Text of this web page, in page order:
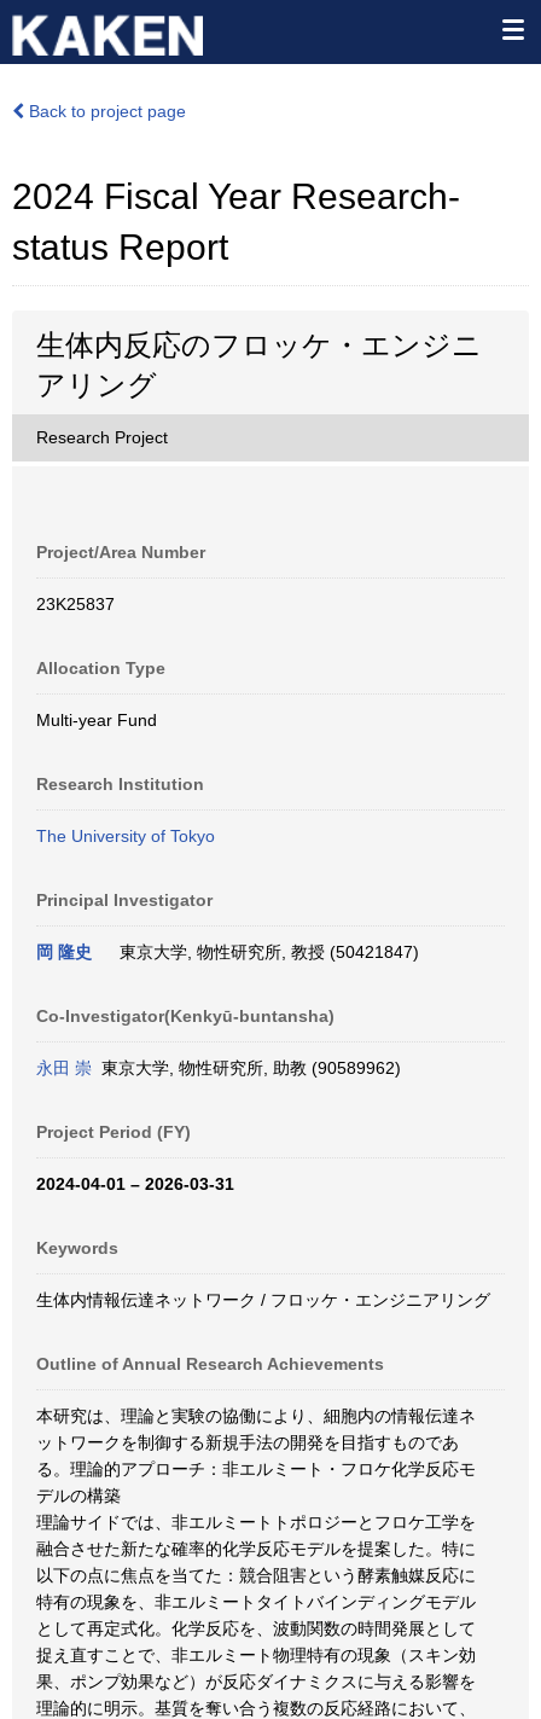
Back to project page
2024 Fiscal Year Research-
status Report
生体内反応のフロッケ・エンジニ
アリング
Research Project
Project/Area Number
23K25837
Allocation Type
Multi-year Fund
Research Institution
The University of Tokyo
Principal Investigator
岡 隆史 東京大学, 物性研究所, 教授 (50421847)
Co-Investigator(Kenkyū-buntansha)
永田 崇 東京大学, 物性研究所, 助教 (90589962)
Project Period (FY)
2024-04-01 – 2026-03-31
Keywords
生体内情報伝達ネットワーク / フロッケ・エンジニアリング
Outline of Annual Research Achievements
本研究は、理論と実験の協働により、細胞内の情報伝達ネ
ットワークを制御する新規手法の開発を目指すものであ
る。理論的アプローチ：非エルミート・フロケ化学反応モ
デルの構築
理論サイドでは、非エルミートトポロジーとフロケ工学を
融合させた新たな確率的化学反応モデルを提案した。特に
以下の点に焦点を当てた：競合阻害という酵素触媒反応に
特有の現象を、非エルミートタイトバインディングモデル
として再定式化。化学反応を、波動関数の時間発展として
捉え直すことで、非エルミート物理特有の現象（スキン効
果、ポンプ効果など）が反応ダイナミクスに与える影響を
理論的に明示。基質を奪い合う複数の反応経路において、